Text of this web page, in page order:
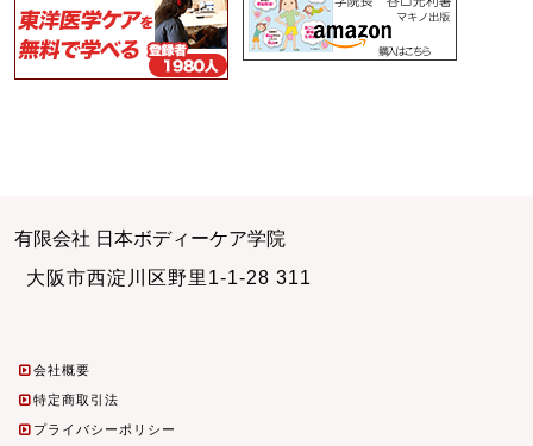
有限会社 日本ボディーケア学院
大阪市西淀川区野里1-1-28 311
会社概要
特定商取引法
プライバシーポリシー